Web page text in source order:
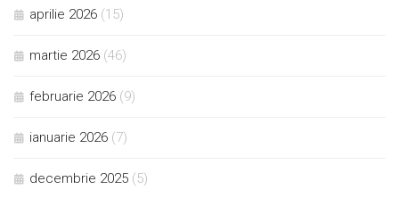
aprilie 2026 (15)
martie 2026 (46)
februarie 2026 (9)
ianuarie 2026 (7)
decembrie 2025 (5)